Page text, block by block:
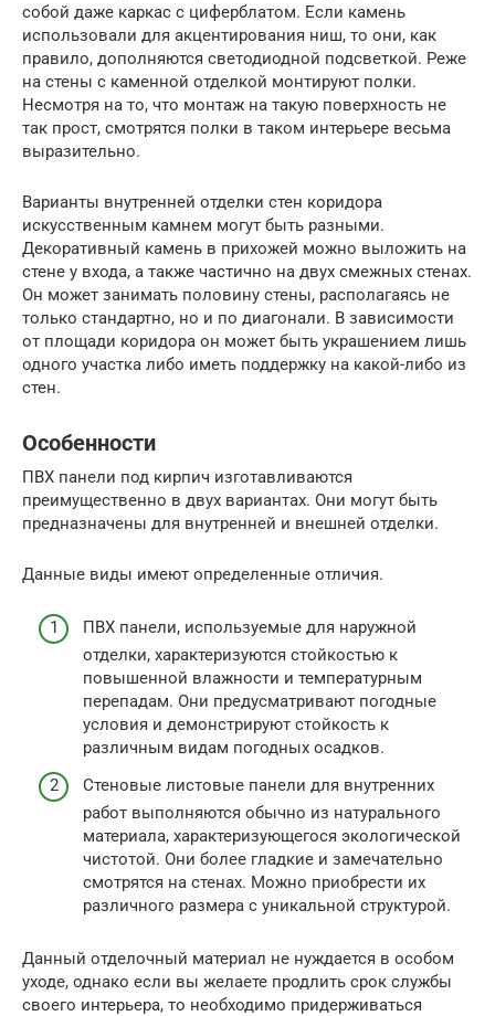
собой даже каркас с циферблатом. Если камень
использовали для акцентирования ниш, то они, как
правило, дополняются светодиодной подсветкой. Реже
на стены с каменной отделкой монтируют полки.
Несмотря на то, что монтаж на такую поверхность не
так прост, смотрятся полки в таком интерьере весьма
выразительно.
Варианты внутренней отделки стен коридора
искусственным камнем могут быть разными.
Декоративный камень в прихожей можно выложить на
стене у входа, а также частично на двух смежных стенах.
Он может занимать половину стены, располагаясь не
только стандартно, но и по диагонали. В зависимости
от площади коридора он может быть украшением лишь
одного участка либо иметь поддержку на какой-либо из
стен.
Особенности
ПВХ панели под кирпич изготавливаются
преимущественно в двух вариантах. Они могут быть
предназначены для внутренней и внешней отделки.
Данные виды имеют определенные отличия.
ПВХ панели, используемые для наружной
отделки, характеризуются стойкостью к
повышенной влажности и температурным
перепадам. Они предусматривают погодные
условия и демонстрируют стойкость к
различным видам погодных осадков.
Стеновые листовые панели для внутренних
работ выполняются обычно из натурального
материала, характеризующегося экологической
чистотой. Они более гладкие и замечательно
смотрятся на стенах. Можно приобрести их
различного размера с уникальной структурой.
Данный отделочный материал не нуждается в особом
уходе, однако если вы желаете продлить срок службы
своего интерьера, то необходимо придерживаться